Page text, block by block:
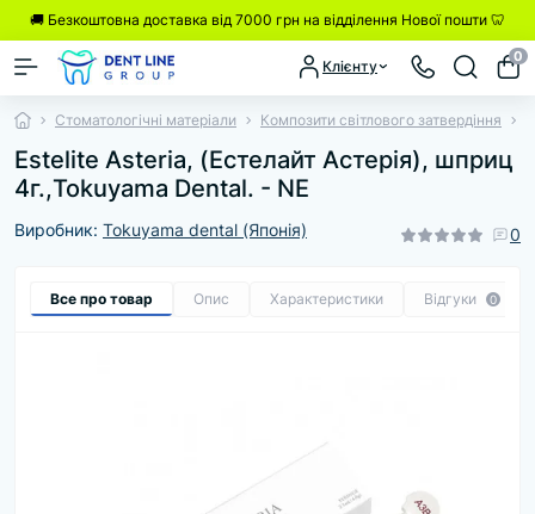
🚚 Безкоштовна доставка від 7000 грн на відділення Нової пошти 🦷
Клієнту
0
Стоматологічні матеріали Композити світлового затвердіння
Estelite Asteria, (Естелайт Астерія), шприц
4г.,Tokuyama Dental. - NE
Виробник: Tokuyama dental (Японія) 0
Все про товар Опис Характеристики Відгуки 0